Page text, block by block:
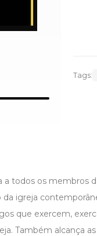
Tags:
a todos os membros
igreja
que exercem,
Também alcança